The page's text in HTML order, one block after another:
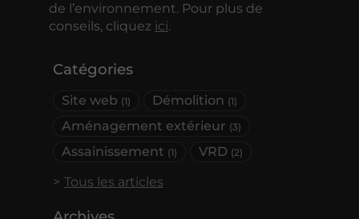
Catégories
Site web (1) Démolition (1)
Aménagement extérieur (3)
Assainissement (1) VRD (2)
Tous les articles
de l’environnement. Pour plus de
conseils, cliquez ici.